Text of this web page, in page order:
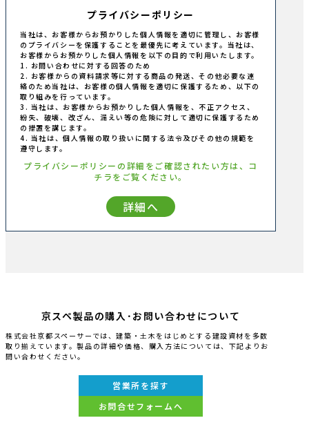
プライバシーポリシー
当社は、お客様からお預かりした個人情報を適切に管理し、お客様
のプライバシーを保護することを最優先に考えています。当社は、
お客様からお預かりした個人情報を以下の目的で利用いたします。
1. お問い合わせに対する回答のため
2. お客様からの資料請求等に対する商品の発送、その他必要な連
絡のため当社は、お客様の個人情報を適切に保護するため、以下の
取り組みを行っています。
3. 当社は、お客様からお預かりした個人情報を、不正アクセス、
紛失、破壊、改ざん、漏えい等の危険に対して適切に保護するため
の措置を講じます。
4. 当社は、個人情報の取り扱いに関する法令及びその他の規範を
遵守します。
プライバシーポリシーの詳細をご確認されたい方は、コ
チラをご覧ください。
詳細へ
京スペ製品の購入･お問い合わせについて
株式会社京都スペーサーでは、建築・土木をはじめとする建設資材を多数
取り揃えています。製品の詳細や価格、購入方法については、下記よりお
問い合わせください。
営業所を探す
お問合せフォームへ